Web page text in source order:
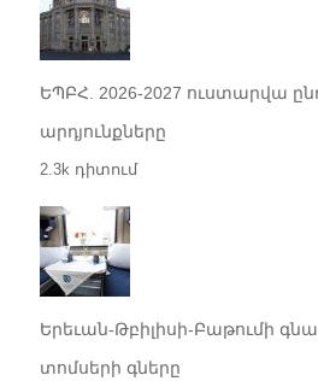
ԵՊԲՀ. 2026-2027 ուստարվա
արդյունքները
2.3k դիտում
Երեւան-Թբիլիսի-Բաթումի
տոմսերի գները